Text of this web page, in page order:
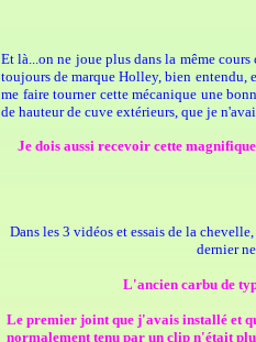
Et là...on ne joue plus dans la même
toujours de marque Holley, bien entendu,
me faire tourner cette mécanique une
de hauteur de cuve extérieurs, que je
Je dois aussi recevoir cette
Dans les 3 vidéos et essais de la
dernier
L'ancien carbu de
Le premier joint que j'avais installé et
normalement tenu par un clip n'était